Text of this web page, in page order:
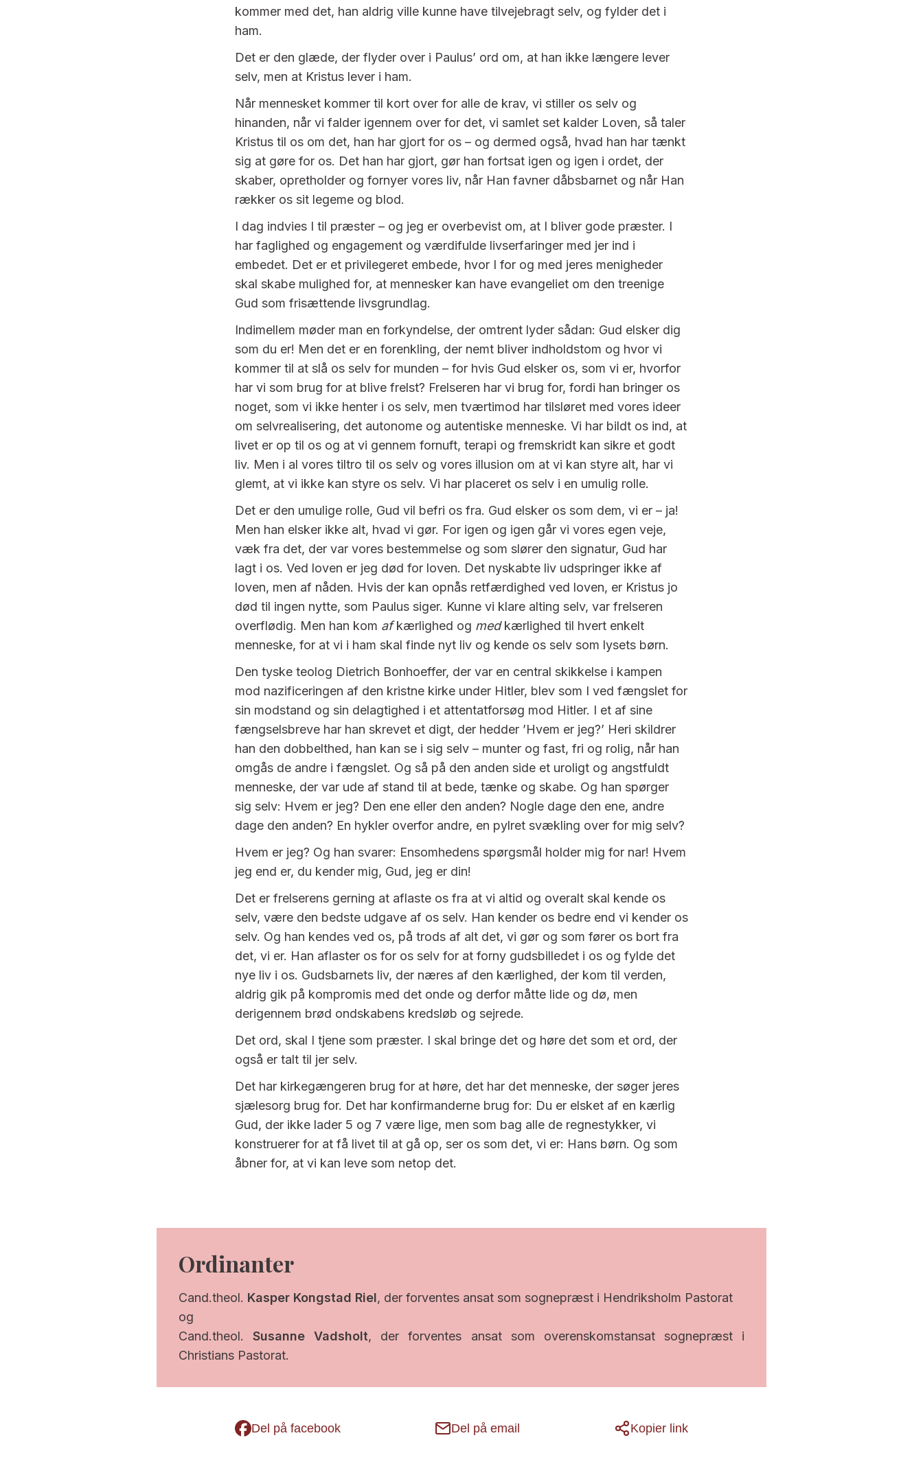
kommer med det, han aldrig ville kunne have tilvejebragt selv, og fylder det i
ham.
Det er den glæde, der flyder over i Paulus’ ord om, at han ikke længere lever
selv, men at Kristus lever i ham.
Når mennesket kommer til kort over for alle de krav, vi stiller os selv og
hinanden, når vi falder igennem over for det, vi samlet set kalder Loven, så taler
Kristus til os om det, han har gjort for os – og dermed også, hvad han har tænkt
sig at gøre for os. Det han har gjort, gør han fortsat igen og igen i ordet, der
skaber, opretholder og fornyer vores liv, når Han favner dåbsbarnet og når Han
rækker os sit legeme og blod.
I dag indvies I til præster – og jeg er overbevist om, at I bliver gode præster. I
har faglighed og engagement og værdifulde livserfaringer med jer ind i
embedet. Det er et privilegeret embede, hvor I for og med jeres menigheder
skal skabe mulighed for, at mennesker kan have evangeliet om den treenige
Gud som frisættende livsgrundlag.
Indimellem møder man en forkyndelse, der omtrent lyder sådan: Gud elsker dig
som du er! Men det er en forenkling, der nemt bliver indholdstom og hvor vi
kommer til at slå os selv for munden – for hvis Gud elsker os, som vi er, hvorfor
har vi som brug for at blive frelst? Frelseren har vi brug for, fordi han bringer os
noget, som vi ikke henter i os selv, men tværtimod har tilsløret med vores ideer
om selvrealisering, det autonome og autentiske menneske. Vi har bildt os ind, at
livet er op til os og at vi gennem fornuft, terapi og fremskridt kan sikre et godt
liv. Men i al vores tiltro til os selv og vores illusion om at vi kan styre alt, har vi
glemt, at vi ikke kan styre os selv. Vi har placeret os selv i en umulig rolle.
Det er den umulige rolle, Gud vil befri os fra. Gud elsker os som dem, vi er – ja!
Men han elsker ikke alt, hvad vi gør. For igen og igen går vi vores egen veje,
væk fra det, der var vores bestemmelse og som slører den signatur, Gud har
lagt i os. Ved loven er jeg død for loven. Det nyskabte liv udspringer ikke af
loven, men af nåden. Hvis der kan opnås retfærdighed ved loven, er Kristus jo
død til ingen nytte, som Paulus siger. Kunne vi klare alting selv, var frelseren
overflødig. Men han kom afkærlighed og medkærlighed til hvert enkelt
menneske, for at vi i ham skal finde nyt liv og kende os selv som lysets børn.
Den tyske teolog Dietrich Bonhoeffer, der var en central skikkelse i kampen
mod nazificeringen af den kristne kirke under Hitler, blev som I ved fængslet for
sin modstand og sin delagtighed i et attentatforsøg mod Hitler. I et af sine
fængselsbreve har han skrevet et digt, der hedder ’Hvem er jeg?’ Heri skildrer
han den dobbelthed, han kan se i sig selv – munter og fast, fri og rolig, når han
omgås de andre i fængslet. Og så på den anden side et uroligt og angstfuldt
menneske, der var ude af stand til at bede, tænke og skabe. Og han spørger
sig selv: Hvem er jeg? Den ene eller den anden? Nogle dage den ene, andre
dage den anden? En hykler overfor andre, en pylret svækling over for mig selv?
Hvem er jeg? Og han svarer: Ensomhedens spørgsmål holder mig for nar! Hvem
jeg end er, du kender mig, Gud, jeg er din!
Det er frelserens gerning at aflaste os fra at vi altid og overalt skal kende os
selv, være den bedste udgave af os selv. Han kender os bedre end vi kender os
selv. Og han kendes ved os, på trods af alt det, vi gør og som fører os bort fra
det, vi er. Han aflaster os for os selv for at forny gudsbilledet i os og fylde det
nye liv i os. Gudsbarnets liv, der næres af den kærlighed, der kom til verden,
aldrig gik på kompromis med det onde og derfor måtte lide og dø, men
derigennem brød ondskabens kredsløb og sejrede.
Det ord, skal I tjene som præster. I skal bringe det og høre det som et ord, der
også er talt til jer selv.
Det har kirkegængeren brug for at høre, det har det menneske, der søger jeres
sjælesorg brug for. Det har konfirmanderne brug for: Du er elsket af en kærlig
Gud, der ikke lader 5 og 7 være lige, men som bag alle de regnestykker, vi
konstruerer for at få livet til at gå op, ser os som det, vi er: Hans børn. Og som
åbner for, at vi kan leve som netop det.
Ordinanter
Cand.theol. Kasper Kongstad Riel, der forventes ansat som sognepræst i Hendriksholm Pastorat
og
Cand.theol.Susanne Vadsholt, der forventes ansat som overenskomstansat sognepræst i
Christians Pastorat.
Del på facebook Del på email Kopier link